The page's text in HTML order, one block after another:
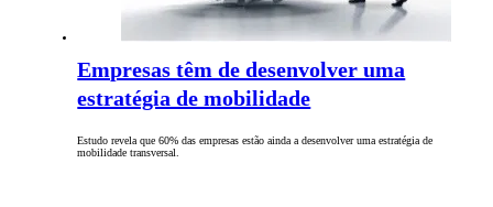
Empresas têm de desenvolver uma
estratégia de mobilidade
Estudo revela que 60% das empresas estão ainda a desenvolver uma estratégia de
mobilidade transversal.